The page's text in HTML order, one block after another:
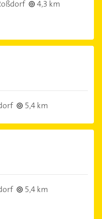
4,3 km
5,4 km
5,4 km